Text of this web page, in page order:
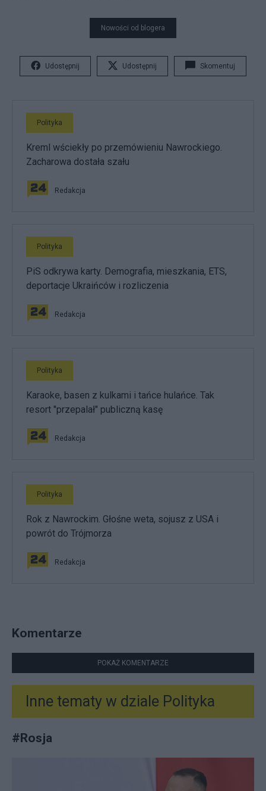
Nowości od blogera
Udostępnij Udostępnij Skomentuj
Polityka
Kreml wściekły po przemówieniu Nawrockiego.
Zacharowa dostała szału
Redakcja
Polityka
PiS odkrywa karty. Demografia, mieszkania, ETS,
deportacje Ukraińców i rozliczenia
Redakcja
Polityka
Karaoke, basen z kulkami i tańce hulańce. Tak
resort "przepalał" publiczną kasę
Redakcja
Polityka
Rok z Nawrockim. Głośne weta, sojusz z USA i
powrót do Trójmorza
Redakcja
Komentarze
POKAŻ KOMENTARZE
Inne tematy w dziale Polityka
#Rosja